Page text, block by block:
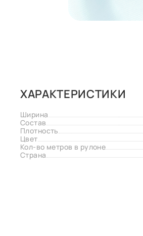
ХАРАКТЕРИСТИКИ
Ширина
Состав
Плотность
Цвет
Кол-во метров в рулоне
Страна